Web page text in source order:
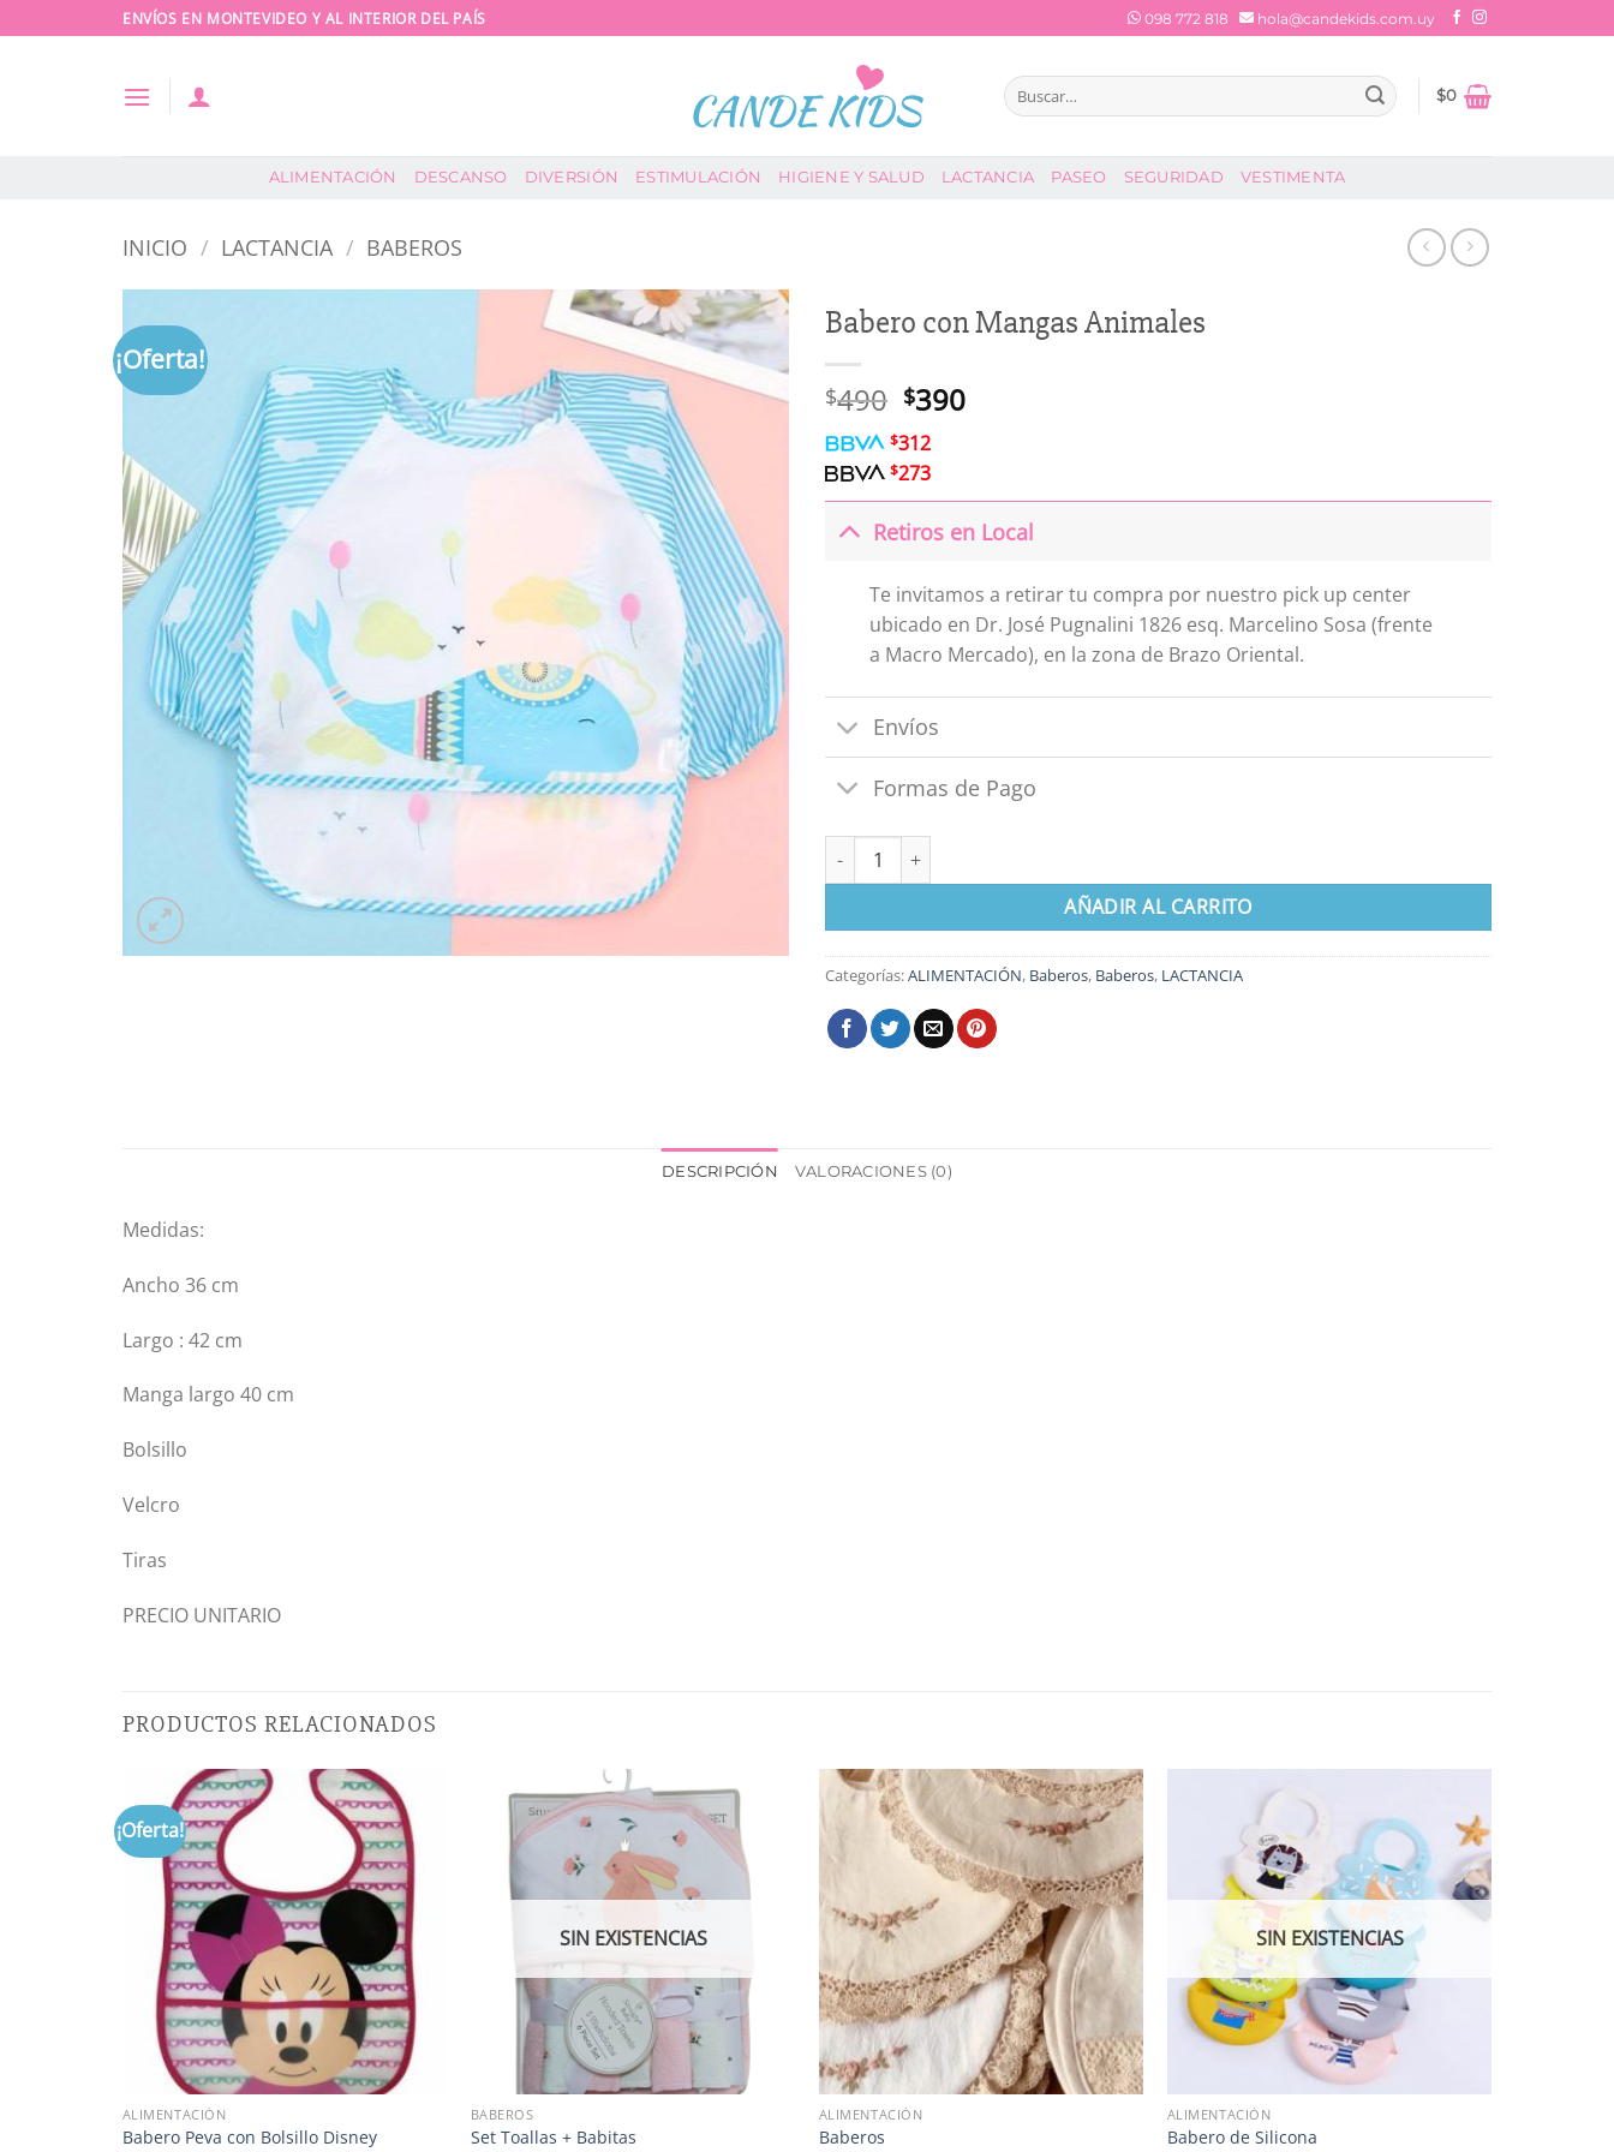
al
ENVÍOS EN MONTEVIDEO Y AL INTERIOR DEL PAÍS 098 772 818 hola@candekids.com.uy
Buscar
por:
$0
ALIMENTACIÓN DESCANSO DIVERSIÓN ESTIMULACIÓN HIGIENE Y SALUD LACTANCIA PASEO SEGURIDAD VESTIMENTA
INICIO / LACTANCIA / BABEROS
¡Oferta!
Babero con Mangas Animales
$490 El
precio
original
era:
$490.
$390El
$390.
$312
$273
Retiros en Local
Te invitamos a retirar tu compra por nuestro pick up center
ubicado en Dr. José Pugnalini 1826 esq. Marcelino Sosa (frente
a Macro Mercado), en la zona de Brazo Oriental.
Envíos
Formas de Pago
Babero con Mangas Animales cantidad
AÑADIR AL CARRITO
Categorías:ALIMENTACIÓN, Baberos, Baberos, LACTANCIA
DESCRIPCIÓN VALORACIONES (0)
Medidas:
Ancho 36 cm
Largo : 42 cm
Manga largo 40 cm
Bolsillo
Velcro
Tiras
PRECIO UNITARIO
PRODUCTOS RELACIONADOS
¡Oferta!
ALIMENTACIÓN
Babero Peva con Bolsillo Disney
SIN EXISTENCIAS
BABEROS
Set Toallas + Babitas
ALIMENTACIÓN
Baberos
SIN EXISTENCIAS
ALIMENTACIÓN
Babero de Silicona